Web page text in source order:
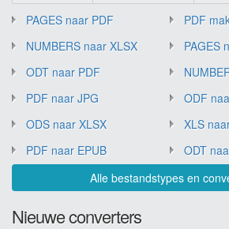
PAGES naar PDF
PDF
NUMBERS naar XLSX
PAGES
ODT naar PDF
PDF naar JPG
ODF
ODS naar XLSX
XLS
PDF naar EPUB
ODT
Alle bestandstypes en
Nieuwe converters